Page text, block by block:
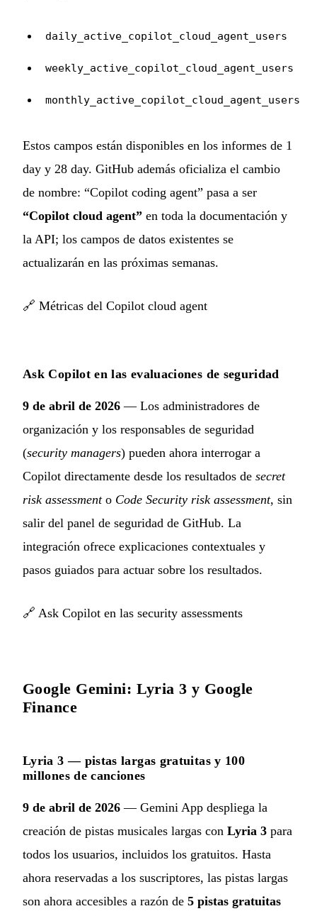
daily_active_copilot_cloud_agent_users
weekly_active_copilot_cloud_agent_users
monthly_active_copilot_cloud_agent_users
Estos campos están disponibles en los informes de 1
day y 28 day. GitHub además oficializa el cambio
de nombre: “Copilot coding agent” pasa a ser
“Copilot cloud agent” en toda la documentación y
la API; los campos de datos existentes se
actualizarán en las próximas semanas.
🔗 Métricas del Copilot cloud agent
Ask Copilot en las evaluaciones de seguridad
9 de abril de 2026 — Los administradores de
organización y los responsables de seguridad
(security managers) pueden ahora interrogar a
Copilot directamente desde los resultados de secret
risk assessmento Code Security risk assessment, sin
salir del panel de seguridad de GitHub. La
integración ofrece explicaciones contextuales y
pasos guiados para actuar sobre los resultados.
🔗 Ask Copilot en las security assessments
Google Gemini: Lyria 3 y Google
Finance
Lyria 3 — pistas largas gratuitas y 100
millones de canciones
9 de abril de 2026 — Gemini App despliega la
creación de pistas musicales largas con Lyria 3 para
todos los usuarios, incluidos los gratuitos. Hasta
ahora reservadas a los suscriptores, las pistas largas
son ahora accesibles a razón de 5 pistas gratuitas